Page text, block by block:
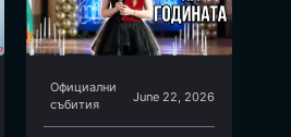
Официални
събития
June 22, 2026